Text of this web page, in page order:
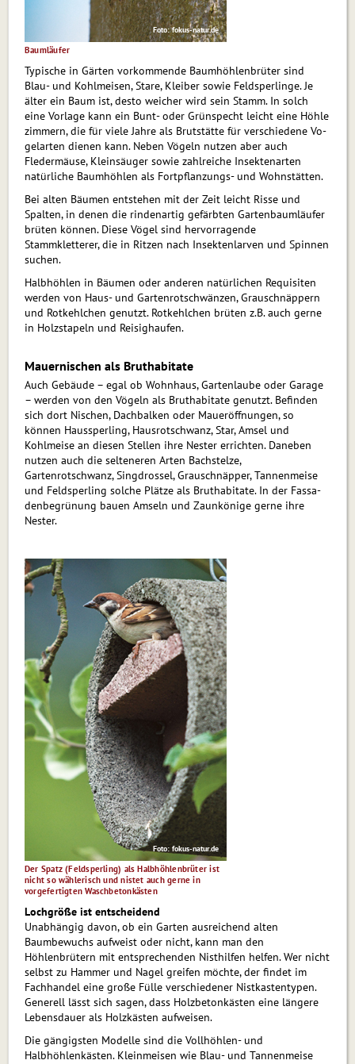
Foto: fokus-natur.de
Baumläufer
Typische in Gärten vorkommende Baumhöhlenbrüter sind
Blau- und Kohlmeisen, Stare, Kleiber sowie Feldsperlinge. Je
älter ein Baum ist, desto weicher wird sein Stamm. In solch
eine Vorlage kann ein Bunt- oder Grünspecht leicht eine Höhle
zimmern, die für viele Jahre als Brutstätte für verschiedene Vo­
gel­ar­ten dienen kann. Neben Vögeln nutzen aber auch
Fledermäuse, Kleinsäuger sowie zahlreiche In­sek­ten­ar­ten
natürliche Baumhöhlen als Fort­pflan­zungs- und Wohn­stät­ten.
Bei alten Bäumen entstehen mit der Zeit leicht Risse und
Spalten, in denen die rindenartig gefärbten Gartenbaumläufer
brüten können. Diese Vögel sind hervorragende
Stammkletterer, die in Ritzen nach Insektenlarven und Spinnen
suchen.
Halbhöhlen in Bäumen oder anderen natürlichen Requisiten
werden von Haus- und Gar­ten­rot­schwän­zen, Grauschnäppern
und Rotkehlchen genutzt. Rotkehlchen brüten z.B. auch gerne
in Holzstapeln und Reisighaufen.
Mauernischen als Bruthabitate
Auch Gebäude – egal ob Wohnhaus, Gartenlaube oder Garage
– werden von den Vögeln als Bruthabitate genutzt. Befinden
sich dort Nischen, Dachbalken oder Maueröffnungen, so
können Haussperling, Hausrotschwanz, Star, Amsel und
Kohlmeise an diesen Stellen ihre Nester errichten. Daneben
nutzen auch die selteneren Arten Bachstelze,
Gartenrotschwanz, Singdrossel, Grau­schnäp­per, Tannenmeise
und Feldsperling solche Plätze als Bruthabitate. In der Fas­sa­
den­be­grü­nung bauen Amseln und Zaunkönige gerne ihre
Nester.
Foto: fokus-natur.de
Der Spatz (Feldsperling) als Halbhöhlenbrüter ist
nicht so wählerisch und nistet auch gerne in
vorgefertigten Waschbetonkästen
Lochgröße ist entscheidend
Unabhängig davon, ob ein Garten ausreichend alten
Baumbewuchs aufweist oder nicht, kann man den
Höhlenbrütern mit entsprechenden Nisthilfen helfen. Wer nicht
selbst zu Hammer und Nagel greifen möchte, der findet im
Fachhandel eine große Fülle verschiedener Nistkastentypen.
Generell lässt sich sagen, dass Holzbetonkästen eine längere
Le­bens­dau­er als Holzkästen aufweisen.
Die gängigsten Modelle sind die Vollhöhlen- und
Halbhöhlenkästen. Kleinmeisen wie Blau- und Tannenmeise